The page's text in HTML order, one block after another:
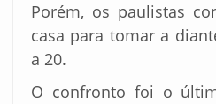
Porém, os paulistas
casa para tomar a
a 20.
O confronto foi o